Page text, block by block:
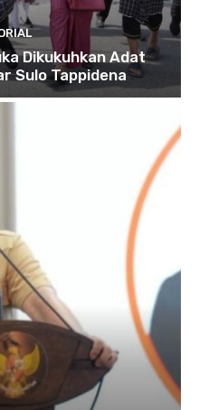
Dikukuhkan Adat
Sulo Tappidena